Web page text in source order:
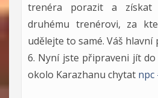
trenéra porazit a
druhému trenérovi, za
udělejte to samé. Váš hlavní
6. Nyní jste připraveni jít do
okolo Karazhanu chytat npc